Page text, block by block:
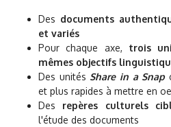
Des documents
et variés
Pour chaque axe, trois
mêmes objectifs
Des unités Share in a Snap
et plus rapides à mettre en
Des repères culturels
l'étude des documents